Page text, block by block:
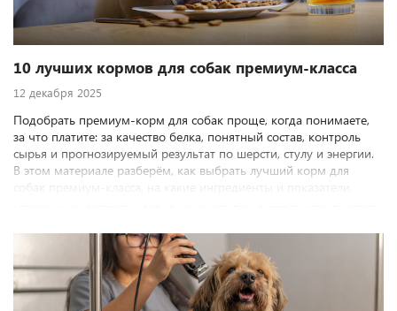
10 лучших кормов для собак премиум-класса
12 декабря 2025
Подобрать премиум-корм для собак проще, когда понимаете,
за что платите: за качество белка, понятный состав, контроль
сырья и прогнозируемый результат по шерсти, стулу и энергии.
В этом материале разберём, как выбрать лучший корм для